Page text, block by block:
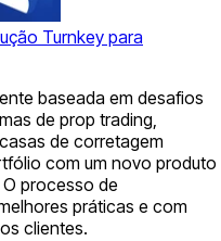
Turnkey para
baseada em desafios
de prop trading,
de corretagem
com um novo produto
processo de
práticas e com
clientes.